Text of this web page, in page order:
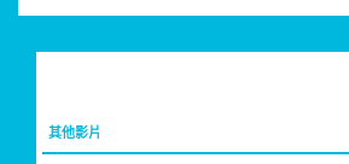
其他影片